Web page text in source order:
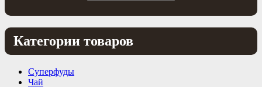
Категории товаров
Суперфуды
Чай